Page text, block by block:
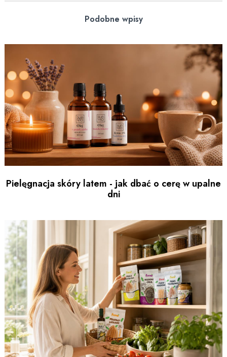
Podobne wpisy
Pielęgnacja skóry latem - jak dbać o cerę w upalne
dni